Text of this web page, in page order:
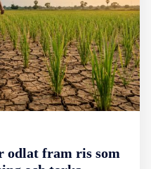
odlat fram ris som